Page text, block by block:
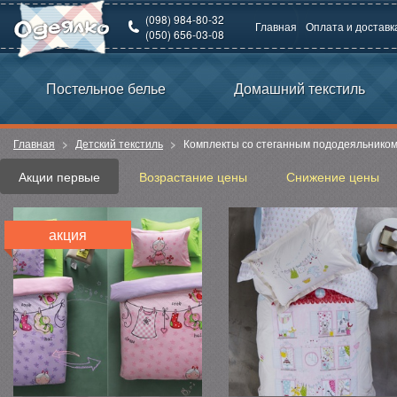
(098) 984-80-32
(050) 656-03-08
Главная Оплата и
Постельное белье Домашний текстиль
Главная Детский текстиль Комплекты со стеганным пододеяльником
Акции первые Возрастание цены Снижение цены
акция